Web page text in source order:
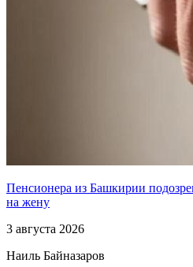
Пенсионера из Башкирии
на жену
3 августа 2026
Наиль Байназаров